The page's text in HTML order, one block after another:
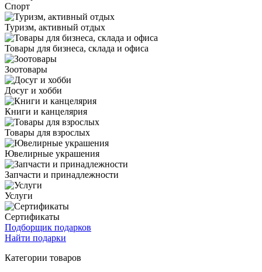
Спорт
Туризм, активный отдых
Товары для бизнеса, склада и офиса
Зоотовары
Досуг и хобби
Книги и канцелярия
Товары для взрослых
Ювелирные украшения
Запчасти и принадлежности
Услуги
Сертификаты
Подборщик подарков
Найти подарки
Категории товаров